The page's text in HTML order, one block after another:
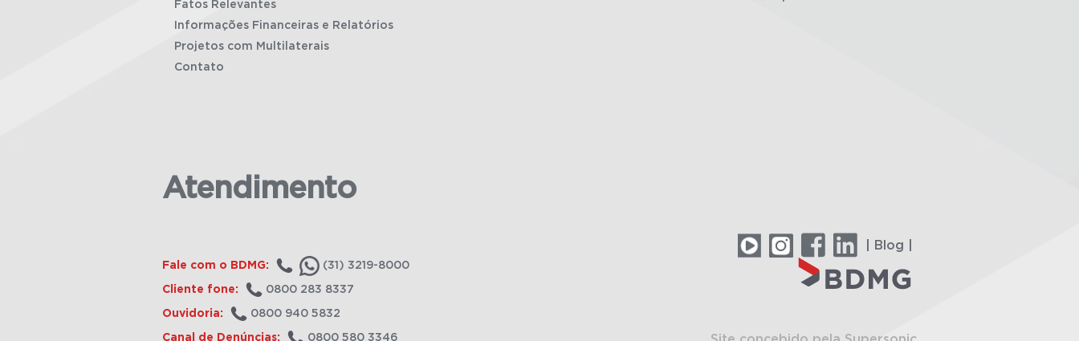
Fatos Relevantes
Informações Financeiras e Relatórios
Projetos com Multilaterais
Contato
Atendimento
Fale com o BDMG: (31) 3219-8000
Cliente fone: 0800 283 8337
Ouvidoria: 0800 940 5832
Canal de Denúncias: 0800 580 3346
| Blog |